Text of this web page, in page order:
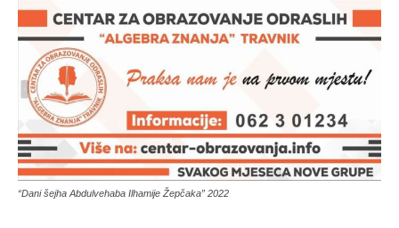
“Dani šejha Abdulvehaba Ilhamije Žepčaka” 2022